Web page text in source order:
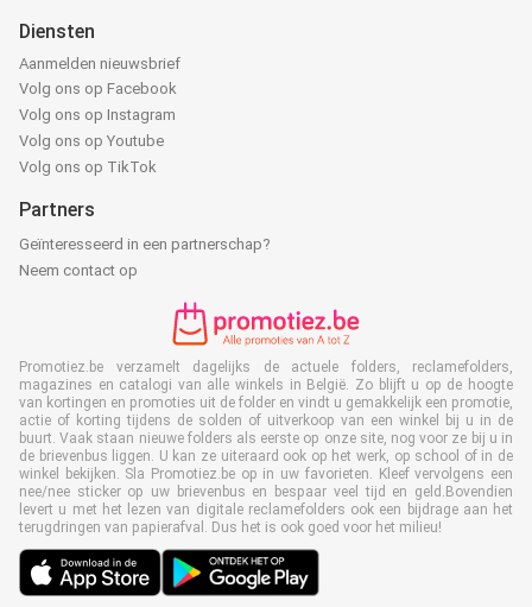
Diensten
Aanmelden nieuwsbrief
Volg ons op Facebook
Volg ons op Instagram
Volg ons op Youtube
Volg ons op TikTok
Partners
Geïnteresseerd in een partnerschap?
Neem contact op
Promotiez.be verzamelt dagelijks de actuele folders, reclamefolders,
magazines en catalogi van alle winkels in België. Zo blijft u op de hoogte
van kortingen en promoties uit de folder en vindt u gemakkelijk een promotie,
actie of korting tijdens de solden of uitverkoop van een winkel bij u in de
buurt. Vaak staan nieuwe folders als eerste op onze site, nog voor ze bij u in
de brievenbus liggen. U kan ze uiteraard ook op het werk, op school of in de
winkel bekijken. Sla Promotiez.be op in uw favorieten. Kleef vervolgens een
nee/nee sticker op uw brievenbus en bespaar veel tijd en geld.Bovendien
levert u met het lezen van digitale reclamefolders ook een bijdrage aan het
terugdringen van papierafval. Dus het is ook goed voor het milieu!